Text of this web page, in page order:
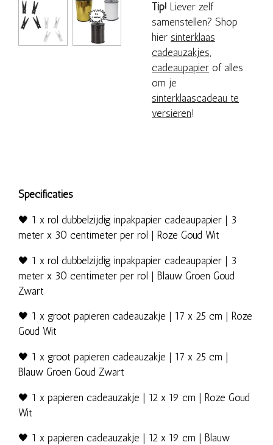
Tip! Liever zelf
samenstellen? Shop
hier sinterklaas
cadeauzakjes,
cadeaupapier of alles
om je
sinterklaascadeau te
versieren!
Specificaties
🖤 1 x rol dubbelzijdig inpakpapier cadeaupapier | 3
meter x 30 centimeter per rol | Roze Goud Wit
🖤 1 x rol dubbelzijdig inpakpapier cadeaupapier | 3
meter x 30 centimeter per rol | Blauw Groen Goud
Zwart
🖤 1 x groot papieren cadeauzakje | 17 x 25 cm | Roze
Goud Wit
🖤 1 x groot papieren cadeauzakje | 17 x 25 cm |
Blauw Groen Goud Zwart
🖤 1 x papieren cadeauzakje | 12 x 19 cm | Roze Goud
Wit
🖤 1 x papieren cadeauzakje | 12 x 19 cm | Blauw